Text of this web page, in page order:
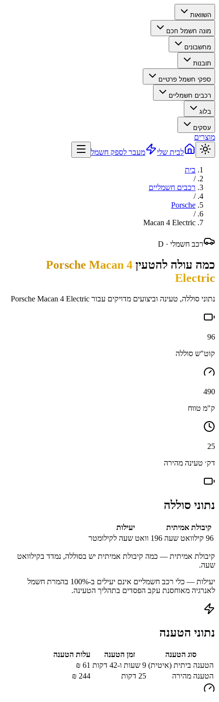
השוואות
מונה חשמל חכם
מחשבונים
תובנות
ספקי חשמל פרטיים
רכבים חשמליים
בלוג
עסקים
מוצרים
לבית שלי
מעבר לספק חשמל
בית
/
רכבים חשמליים
/
Porsche
/
Macan 4 Electric
רכב חשמלי · D
כמה עולה להטעין Porsche Macan 4
Electric
נתוני סוללה, טעינה וביצועים מדויקים עבור Porsche Macan 4 Electric
96
קוט"ש סוללה
490
ק"מ טווח
25
דק׳ טעינה מהירה
נתוני סוללה
קיבולת אמיתית
יעילות
96 קילוואט שעה 196 וואט שעה לקילומטר
קיבולת אמיתית — כמה קיבולת אמיתית יש בסוללה, נמדד בקילוואט
שעה.
יעילות — כלי רכב חשמליים אינם יעילים ב-100% בהמרת חשמל
לאנרגיה מאוחסנת עקב הפסדים בתהליך הטעינה.
נתוני הטענה
סוג הטענה זמן הטענה
עלות הטענה
הטענה ביתית (איטית) 9 שעות ו-42 דקות 61
₪
הטענה מהירה
25 דקות 244
₪